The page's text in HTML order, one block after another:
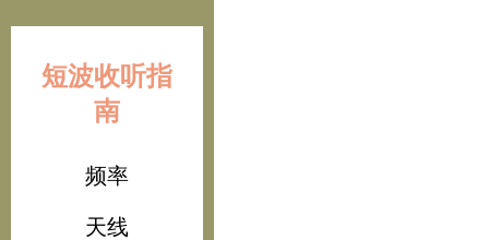
短波收听指
南
频率
天线